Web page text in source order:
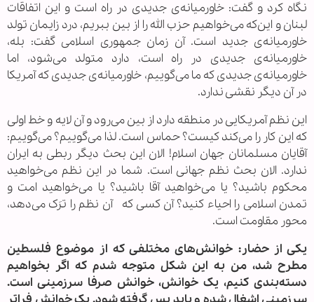
نگاه کرد و گفت: خاورمیانه‌ی جدیدی در راه است و این اتفاقات
لبنان و این‌که می‌خواهیم حزب الله را از بین ببریم، درد زایمان تولد
خاورمیانه‌ی جدید است. آن زمان جمهوری اسلامی گفت: بله،
خاورمیانه‌ی جدیدی در راه است، دارد متولد می‌شود، اما
خاورمیانه‌ی جدیدی که ما می‌گوییم، خاورمیانه‌ی جدیدی که آمریکا
در آن دیگر نقشی ندارد.
این نظم آمریکایی در منطقه دارد از بین می‌رود و آن لایه و خط اولی
که این کار را می‌کند کیست؟ حماس است. لذا می‌گوییم؟ می‌گوییم:
آقایان مسلمانان جهان اسلام! الان این بحث دیگر ربطی به ایران
ندارد. الان بحث نظم جهانی است. شما در این نظم می‌خواهید
محکوم باشید؟ یا می‌خواهید آقا باشید؟ یا می‌خواهید امت و
تمدن اسلامی را احیاء کنید؟ آن کسی که آن نظم را ترَک می‌دهد،
محور مقاومت است.
یکی از حضار: خوانش‌های مختلفی که از موضوع فلسطین
مطرح شد، من به این شکل متوجه شدم که اگر بخواهیم
دسته‌بندی کنیم، یک خوانش، خوانش صرفا سرزمینی است.